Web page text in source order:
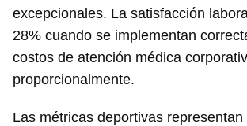
excepcionales. La satisfacción
28% cuando se implementan
costos de atención médica
proporcionalmente.
Las métricas deportivas